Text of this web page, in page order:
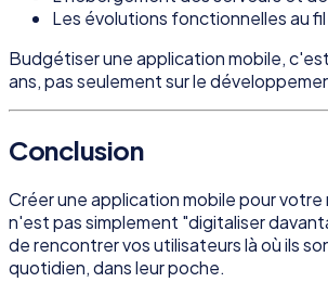
Les évolutions fonctionnelles au
Budgétiser une application mobile,
ans, pas seulement sur le
Conclusion
Créer une application mobile pour
n'est pas simplement "digitaliser
de rencontrer vos utilisateurs là où ils
quotidien, dans leur poche.